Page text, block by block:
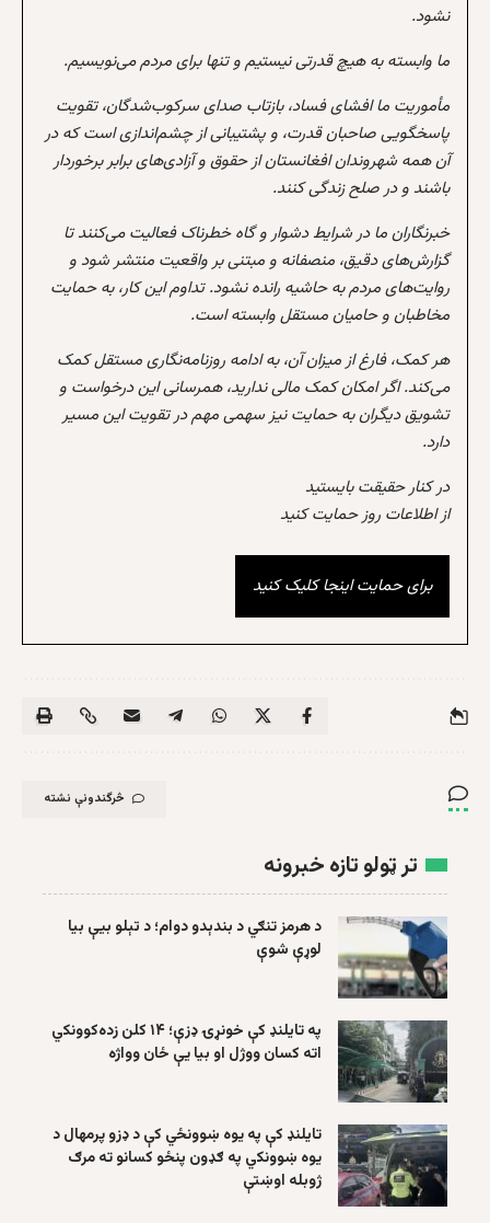
نشود.
ما وابسته به هیچ قدرتی نیستیم و تنها برای مردم می‌نویسیم.
مأموریت ما افشای فساد، بازتاب صدای سرکوب‌شدگان، تقویت
پاسخگویی صاحبان قدرت، و پشتیبانی از چشم‌اندازی است که در
آن همه شهروندان افغانستان از حقوق و آزادی‌های برابر برخوردار
باشند و در صلح زندگی کنند.
خبرنگاران ما در شرایط دشوار و گاه خطرناک فعالیت می‌کنند تا
گزارش‌های دقیق، منصفانه و مبتنی بر واقعیت منتشر شود و
روایت‌های مردم به حاشیه رانده نشود. تداوم این کار، به حمایت
مخاطبان و حامیان مستقل وابسته است.
هر کمک، فارغ از میزان آن، به ادامه روزنامه‌نگاری مستقل کمک
می‌کند. اگر امکان کمک مالی ندارید، همرسانی این درخواست و
تشویق دیگران به حمایت نیز سهمی مهم در تقویت این مسیر
دارد.
در کنار حقیقت بایستید
از اطلاعات روز حمایت کنید
برای حمایت اینجا کلیک کنید
څرگندونې نشته
تر ټولو تازه خبرونه
د هرمز تنګي د بندېدو دوام؛ د تېلو بیې بیا
لوړې شوې
په تایلنډ کې خونړۍ ډزې؛ ۱۴ کلن زده‌کوونکي
اته کسان ووژل او بیا یې ځان وواژه
تایلنډ کې په یوه ښوونځي کې د ډزو پرمهال د
یوه ښوونکي په ګډون پنځو کسانو ته مرګ
ژوبله اوښتې